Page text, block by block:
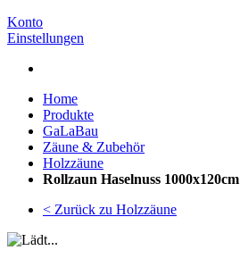
Konto
Einstellungen
Home
Produkte
GaLaBau
Zäune & Zubehör
Holzzäune
Rollzaun Haselnuss 1000x120cm
< Zurück zu Holzzäune